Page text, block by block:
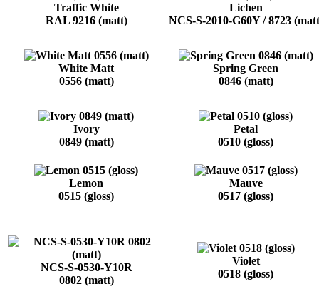
Traffic White
RAL 9216 (matt)
Lichen
NCS-S-2010-G60Y / 8723
White Matt
0556 (matt)
Spring Green
0846 (matt)
Ivory
0849 (matt)
Petal
0510 (gloss)
Lemon
0515 (gloss)
Mauve
0517 (gloss)
NCS-S-0530-Y10R
0802 (matt)
Violet
0518 (gloss)